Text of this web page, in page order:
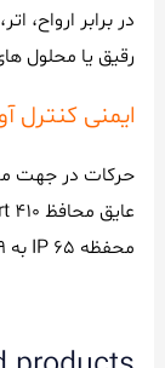
در برابر ارواح،
رقیق یا محلول
ایمنی کنترل
حرکات در جهت
عایق محافظ VDE 0100 Part 410
محفظه IP 65 به DIN VDE 0470/EN 60529/IEC 529